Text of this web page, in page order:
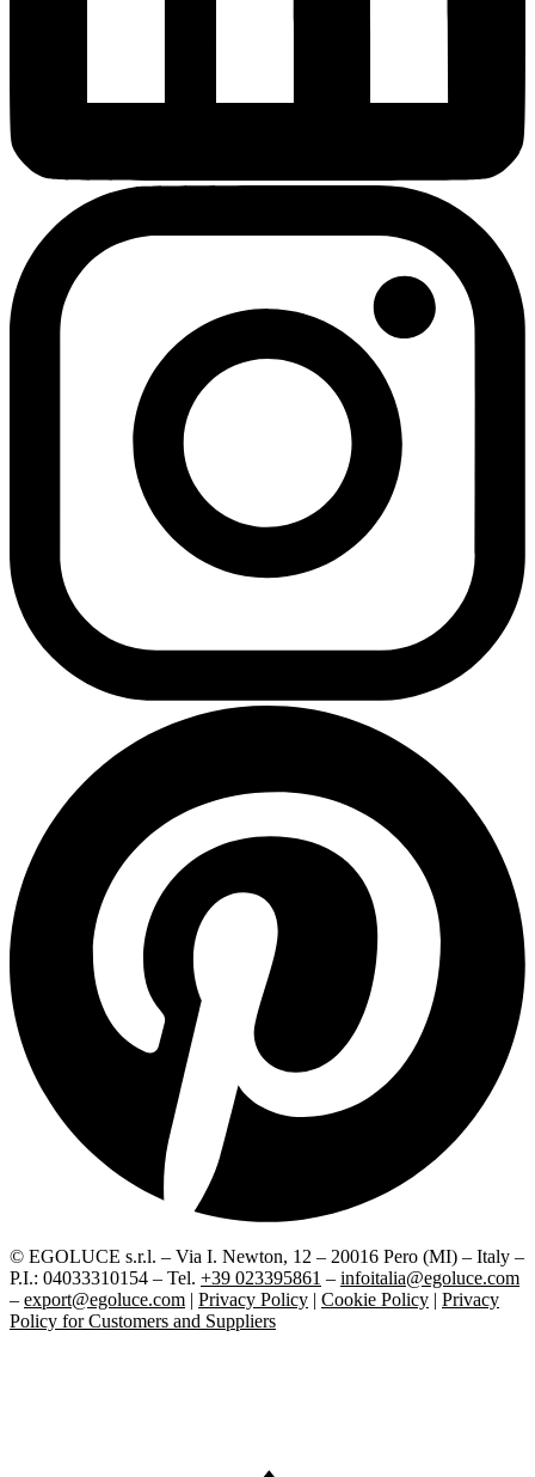
© EGOLUCE s.r.l. – Via I. Newton, 12 – 20016 Pero (MI) – Italy –
P.I.: 04033310154 – Tel. +39 023395861 – infoitalia@egoluce.com
– export@egoluce.com | Privacy Policy | Cookie Policy | Privacy
Policy for Customers and Suppliers